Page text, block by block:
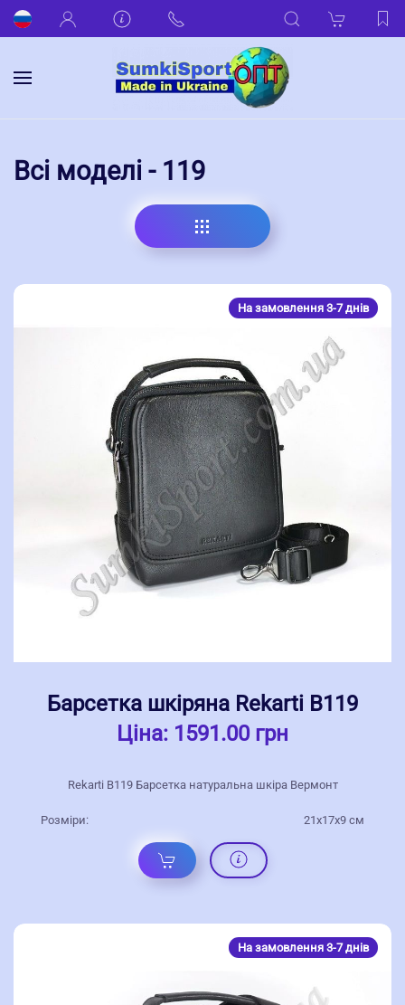
Всі моделі - 119
На замовлення 3-7 днів
Барсетка шкіряна Rekarti В119
Ціна: 1591.00 грн
Rekarti В119 Барсетка натуральна шкіра Вермонт
Розміри: 21х17х9 см
На замовлення 3-7 днів